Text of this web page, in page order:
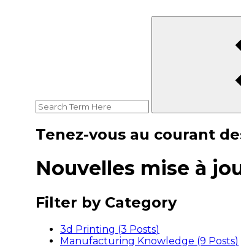
Tenez-vous au courant
Nouvelles mise à
Filter by Category
3d Printing (3 Posts)
Manufacturing Knowledge (9 Posts)